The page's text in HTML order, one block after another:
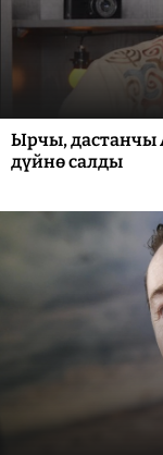
Ырчы, дастанчы
дүйнө салды